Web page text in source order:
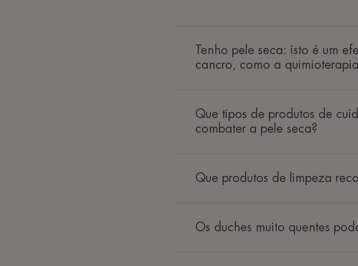
Tenho pele seca: isto é um
cancro, como a
Que tipos de produtos de
combater a pele seca?
Que produtos de limpeza
Os duches muito quentes